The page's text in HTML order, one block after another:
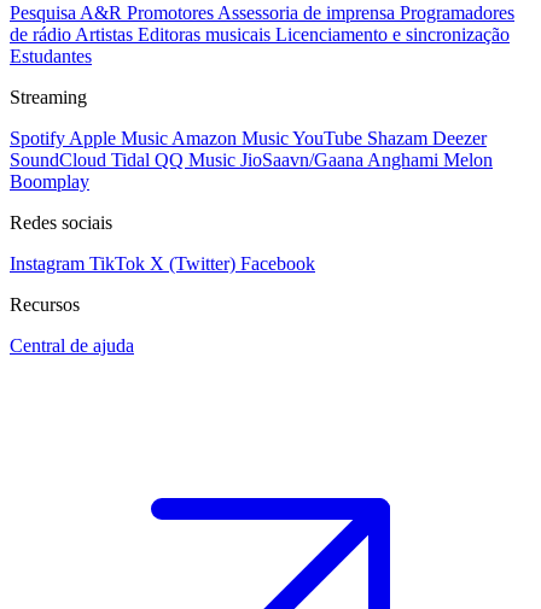
Pesquisa A&R Promotores Assessoria de imprensa Programadores
de rádio Artistas Editoras musicais Licenciamento e sincronização
Estudantes
Streaming
Spotify Apple Music Amazon MusicYouTube Shazam Deezer
SoundCloud Tidal QQ Music JioSaavn/Gaana Anghami Melon
Boomplay
Redes sociais
Instagram TikTok X (Twitter) Facebook
Recursos
Central de ajuda